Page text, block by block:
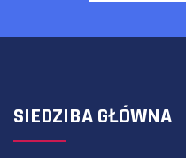
SIEDZIBA GŁÓWNA